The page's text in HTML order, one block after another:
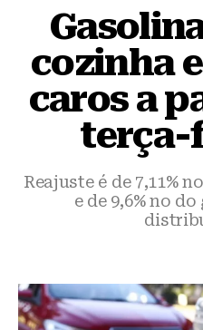
cozinha
caros a
terça-
Reajuste é de 7,11%
e de 9,6% no